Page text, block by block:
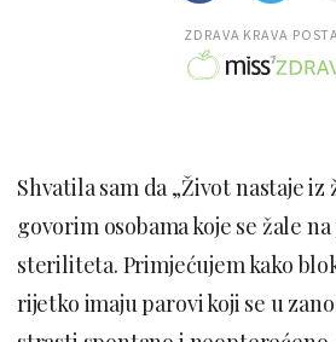
ZDRAVA KRAVA
Shvatila sam da „Život nastaje iz
govorim osobama koje se žale
steriliteta. Primjećujem kako
rijetko imaju parovi koji se u